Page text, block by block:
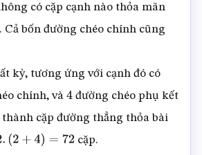
có cặp cạnh nào thỏa mãn
Cả bốn đường chéo chính cũng
kỳ, tương ứng với cạnh đó có
chính, và4 đường chéo phụ kết
cặp đường thẳng thỏa bài
( 2+ 4 =72
cặp.